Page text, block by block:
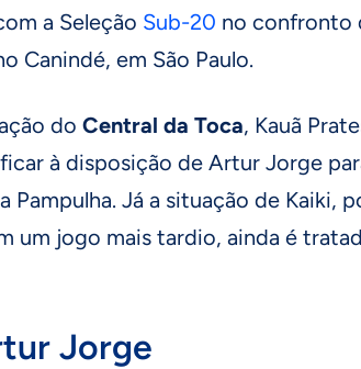
a Seleção Sub-20 no confronto
Canindé, em São Paulo.
do Central da Toca, Kauã
à disposição de Artur Jorge
Pampulha. Já a situação de Kaiki,
um jogo mais tardio, ainda é
Jorge